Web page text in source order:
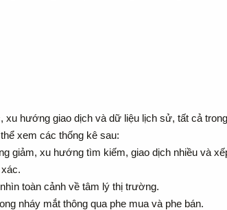
hướng giao dịch và dữ liệu lịch sử, tất cả
xem các thống kê sau:
giảm, xu hướng tìm kiếm, giao dịch nhiều và
toàn cảnh về tâm lý thị trường.
nháy mắt thông qua phe mua và phe bán.